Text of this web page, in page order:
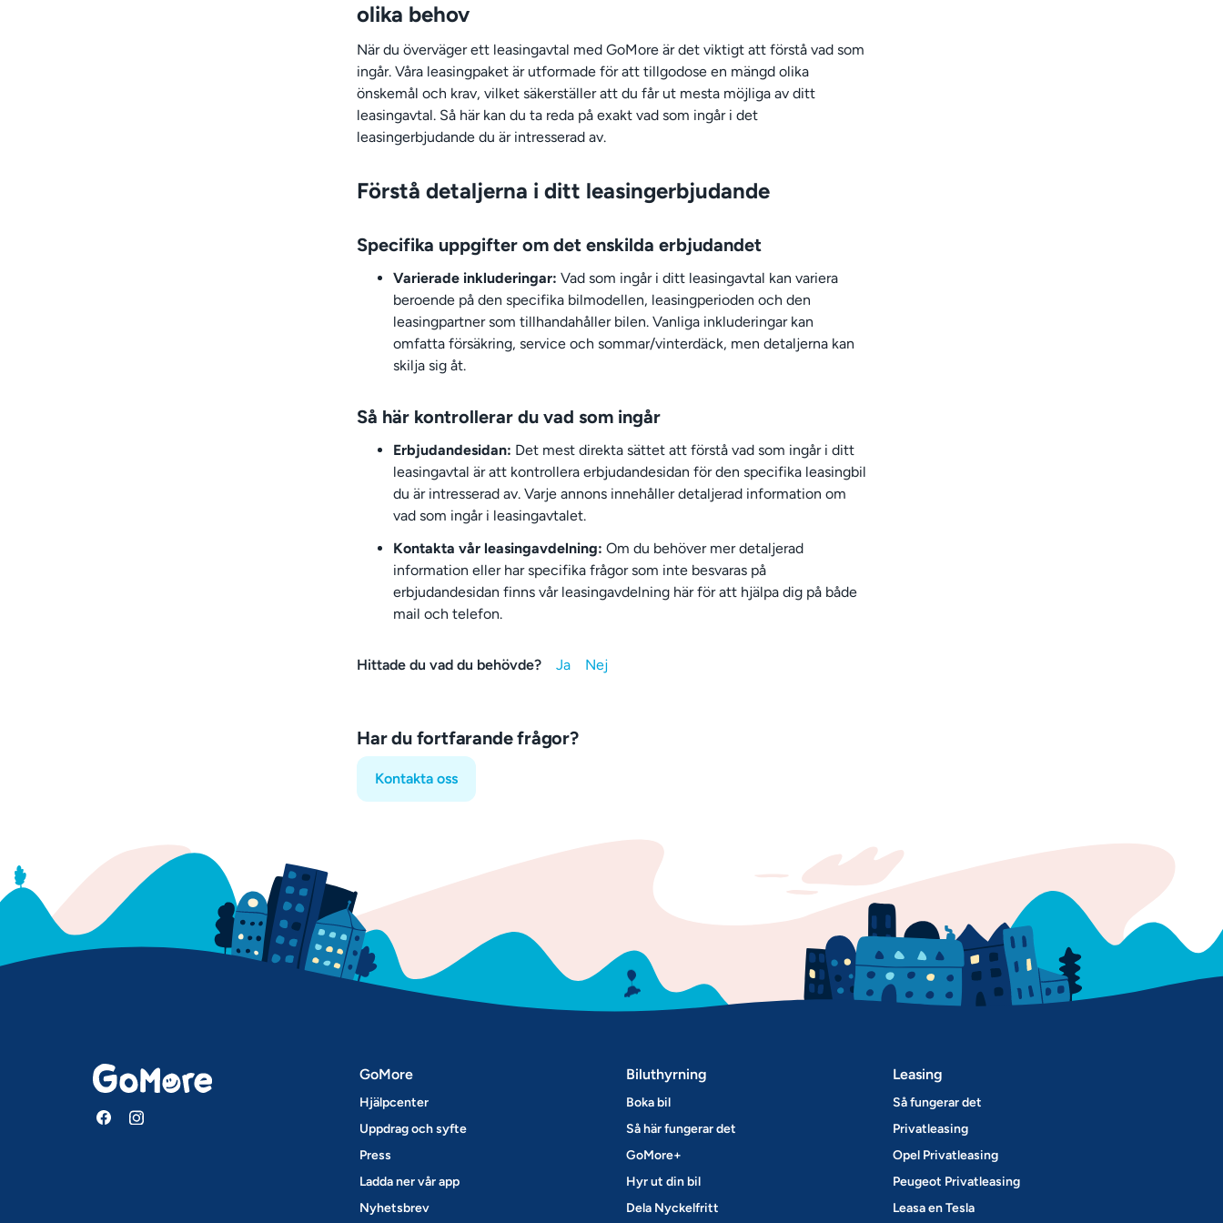
olika behov
När du överväger ett leasingavtal med GoMore är det viktigt att förstå vad som
ingår. Våra leasingpaket är utformade för att tillgodose en mängd olika
önskemål och krav, vilket säkerställer att du får ut mesta möjliga av ditt
leasingavtal. Så här kan du ta reda på exakt vad som ingår i det
leasingerbjudande du är intresserad av.
Förstå detaljerna i ditt leasingerbjudande
Specifika uppgifter om det enskilda erbjudandet
Varierade inkluderingar: Vad som ingår i ditt leasingavtal kan variera
beroende på den specifika bilmodellen, leasingperioden och den
leasingpartner som tillhandahåller bilen. Vanliga inkluderingar kan
omfatta försäkring, service och sommar/vinterdäck, men detaljerna kan
skilja sig åt.
Så här kontrollerar du vad som ingår
Erbjudandesidan: Det mest direkta sättet att förstå vad som ingår i ditt
leasingavtal är att kontrollera erbjudandesidan för den specifika leasingbil
du är intresserad av. Varje annons innehåller detaljerad information om
vad som ingår i leasingavtalet.
Kontakta vår leasingavdelning: Om du behöver mer detaljerad
information eller har specifika frågor som inte besvaras på
erbjudandesidan finns vår leasingavdelning här för att hjälpa dig på både
mail och telefon.
Hittade du vad du behövde?
Har du fortfarande frågor?
Kontakta oss
GoMore
Hjälpcenter
Uppdrag och syfte
Press
Ladda ner vår app
Nyhetsbrev
Biluthyrning
Boka bil
Så här fungerar det
GoMore+
Hyr ut din bil
Dela Nyckelfritt
Leasing
Så fungerar det
Privatleasing
Opel Privatleasing
Peugeot Privatleasing
Leasa en Tesla